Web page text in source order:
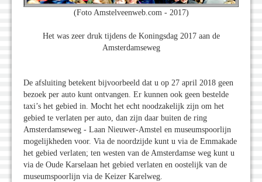
(Foto Amstelveenweb.com - 2017)
Het was zeer druk tijdens de Koningsdag 2017 aan de
Amsterdamseweg
De afsluiting betekent bijvoorbeeld dat u op 27 april 2018 geen
bezoek per auto kunt ontvangen. Er kunnen ook geen bestelde
taxi’s het gebied in. Mocht het echt noodzakelijk zijn om het
gebied te verlaten per auto, dan zijn daar buiten de ring
Amsterdamseweg - Laan Nieuwer-Amstel en museumspoorlijn
mogelijkheden voor. Via de noordzijde kunt u via de Emmakade
het gebied verlaten; ten westen van de Amsterdamse weg kunt u
via de Oude Karselaan het gebied verlaten en oostelijk van de
museumspoorlijn via de Keizer Karelweg.